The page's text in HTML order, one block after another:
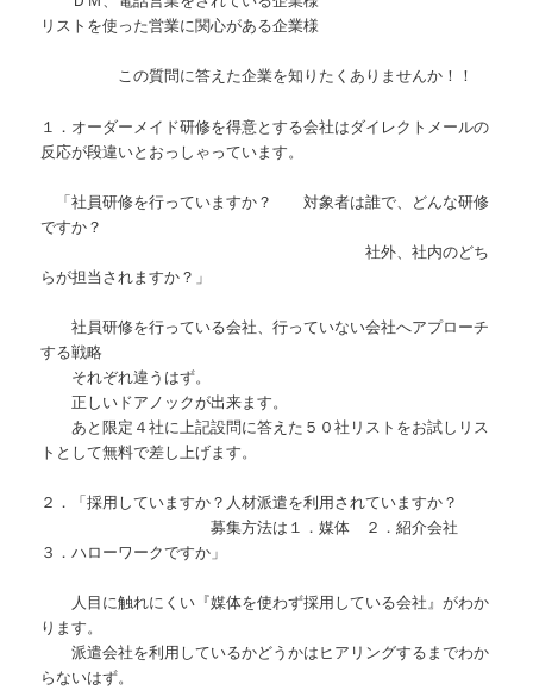
リストを使った営業に関心がある企業様
この質問に答えた企業を知りたくありませんか！！
１．オーダーメイド研修を得意とする会社はダイレクトメールの
反応が段違いとおっしゃっています。
「社員研修を行っていますか？ 対象者は誰で、どんな研修
ですか？
社外、社内のどち
らが担当されますか？」
社員研修を行っている会社、行っていない会社へアプローチ
する戦略
それぞれ違うはず。
正しいドアノックが出来ます。
あと限定４社に上記設問に答えた５０社リストをお試しリス
トとして無料で差し上げます。
２．「採用していますか？人材派遣を利用されていますか？
募集方法は１．媒体 ２．紹介会社
３．ハローワークですか」
人目に触れにくい『媒体を使わず採用している会社』がわか
ります。
派遣会社を利用しているかどうかはヒアリングするまでわか
らないはず。